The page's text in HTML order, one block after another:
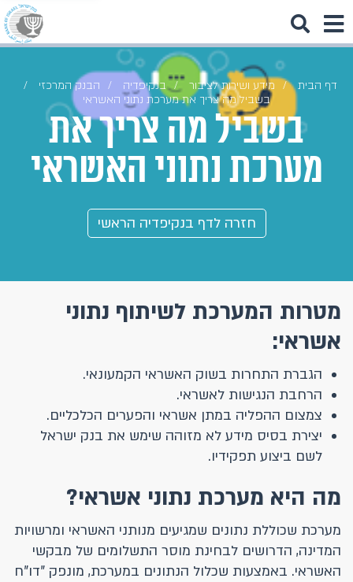
דף הבית מידע ושירות לציבור בנקיפדיה
הבנק המרכזי
בשביל מה צריך את מערכת נתוני האשראי
בשביל מה צריך את
מערכת נתוני האשראי
חזרה לדף בנקיפדיה הראשי
מטרות המערכת לשיתוף נתוני
אשראי:
הגברת התחרות בשוק האשראי הקמעונאי.
הרחבת הנגישות לאשראי.
צמצום ההפליה במתן אשראי והפערים הכלכליים.
יצירת בסיס מידע לא מזוהה שימש את בנק ישראל
לשם ביצוע תפקידיו.
מה היא מערכת נתוני אשראי?
מערכת שכוללת נתונים שמגיעים מנותני האשראי ומרשויות
המדינה, הדרושים לבחינת מוסר התשלומים של מבקשי
האשראי. באמצעות שכלול הנתונים במערכת, מונפק "דו"ח